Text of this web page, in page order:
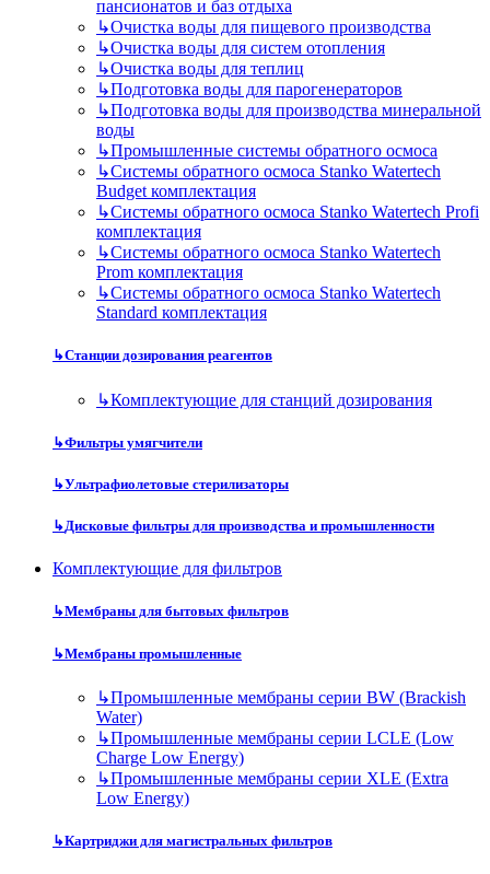
пансионатов и баз отдыха
↳Очистка воды для пищевого производства
↳Очистка воды для систем отопления
↳Очистка воды для теплиц
↳Подготовка воды для парогенераторов
↳Подготовка воды для производства минеральной
воды
↳Промышленные системы обратного осмоса
↳Системы обратного осмоса Stanko Watertech
Budget комплектация
↳Системы обратного осмоса Stanko Watertech Profi
комплектация
↳Системы обратного осмоса Stanko Watertech
Prom комплектация
↳Системы обратного осмоса Stanko Watertech
Standard комплектация
↳Станции дозирования реагентов
↳Комплектующие для станций дозирования
↳Фильтры умягчители
↳Ультрафиолетовые стерилизаторы
↳Дисковые фильтры для производства и промышленности
Комплектующие для фильтров
↳Мембраны для бытовых фильтров
↳Мембраны промышленные
↳Промышленные мембраны серии BW (Brackish
Water)
↳Промышленные мембраны серии LCLE (Low
Charge Low Energy)
↳Промышленные мембраны серии XLE (Extra
Low Energy)
↳Картриджи для магистральных фильтров